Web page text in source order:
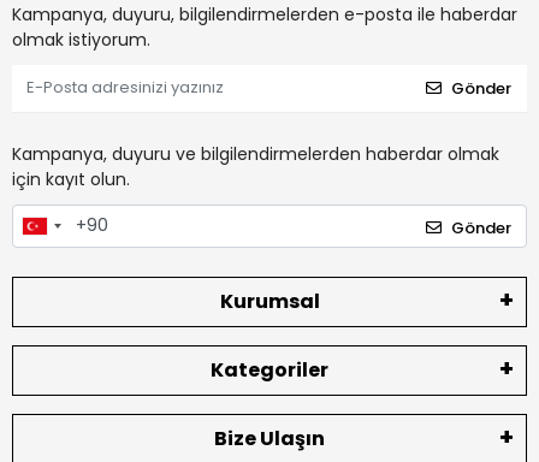
Kampanya, duyuru, bilgilendirmelerden e-posta ile haberdar
olmak istiyorum.
Gönder
Kampanya, duyuru ve bilgilendirmelerden haberdar olmak
için kayıt olun.
Gönder
Kurumsal
Kategoriler
Bize Ulaşın